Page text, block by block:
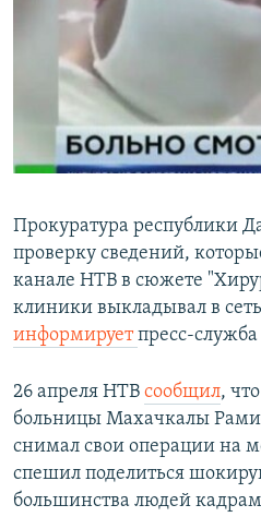
РАСПИСАНИЕ ВЕЩАНИЯ
ПОДПИШИТЕСЬ НА
СОЦИАЛЬНЫЕ СЕТИ
Все сайты РСЕ/РС
Прокуратура республики
проверку сведений,
канале НТВ в сюжете
клиники выкладывал в
информируетпресс-
26 апреля НТВ сообщил,
больницы Махачкалы
снимал свои операции на
спешил поделиться
большинства людей